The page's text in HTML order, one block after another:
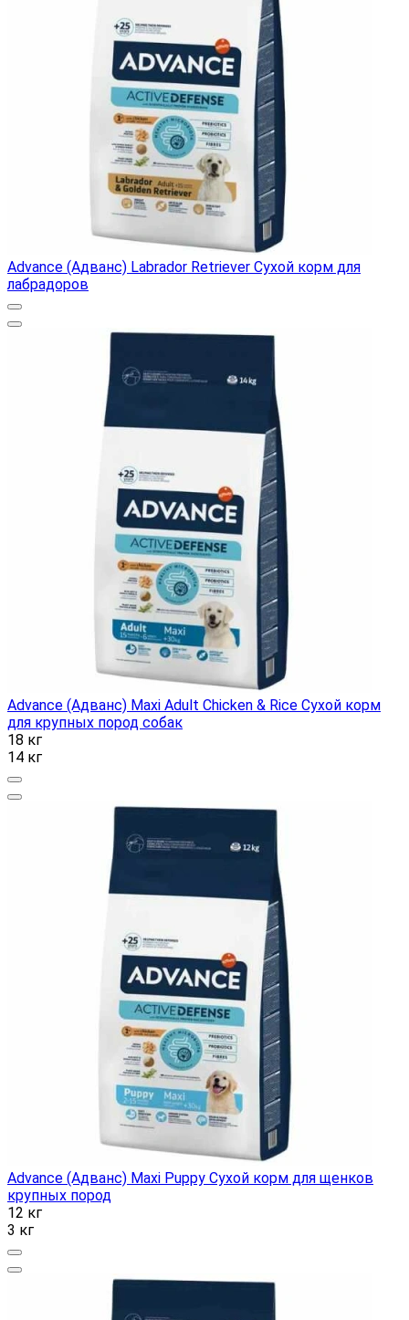
Advance (Адванс) Labrador Retriever Сухой корм для
лабрадоров
Advance (Адванс) Maxi Adult Chicken & Rice Сухой корм
для крупных пород собак
18 кг
14 кг
Advance (Адванс) Maxi Puppy Сухой корм для щенков
крупных пород
12 кг
3 кг